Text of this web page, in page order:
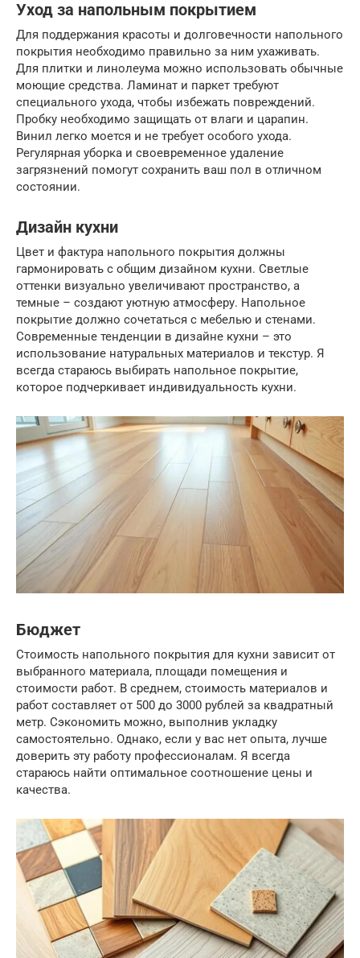
Уход за напольным покрытием
Для поддержания красоты и долговечности напольного
покрытия необходимо правильно за ним ухаживать.
Для плитки и линолеума можно использовать обычные
моющие средства. Ламинат и паркет требуют
специального ухода, чтобы избежать повреждений.
Пробку необходимо защищать от влаги и царапин.
Винил легко моется и не требует особого ухода.
Регулярная уборка и своевременное удаление
загрязнений помогут сохранить ваш пол в отличном
состоянии.
Дизайн кухни
Цвет и фактура напольного покрытия должны
гармонировать с общим дизайном кухни. Светлые
оттенки визуально увеличивают пространство, а
темные – создают уютную атмосферу. Напольное
покрытие должно сочетаться с мебелью и стенами.
Современные тенденции в дизайне кухни – это
использование натуральных материалов и текстур. Я
всегда стараюсь выбирать напольное покрытие,
которое подчеркивает индивидуальность кухни.
Бюджет
Стоимость напольного покрытия для кухни зависит от
выбранного материала, площади помещения и
стоимости работ. В среднем, стоимость материалов и
работ составляет от 500 до 3000 рублей за квадратный
метр. Сэкономить можно, выполнив укладку
самостоятельно. Однако, если у вас нет опыта, лучше
доверить эту работу профессионалам. Я всегда
стараюсь найти оптимальное соотношение цены и
качества.